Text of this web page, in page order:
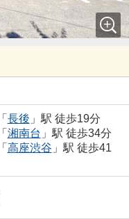
「 長後 」駅 徒歩19分
「 湘南台 」駅 徒歩34分
「 高座渋谷 」駅 徒歩41